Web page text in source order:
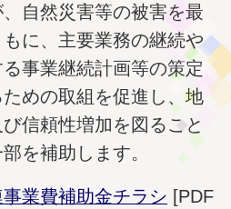
自然災害等の被害を最
に、主要業務の継続や
事業継続計画等の策定
めの取組を促進し、地
信頼性増加を図ること
を補助します。
業費補助金チラシ [PDF